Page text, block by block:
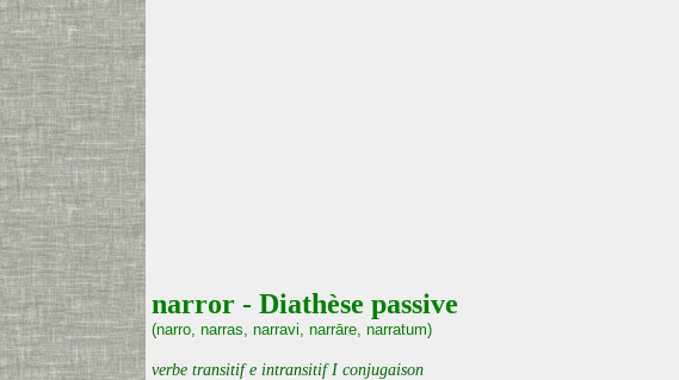
narror - Diathèse passive
(narro, narras, narravi, narrāre, narratum)
verbe transitif e intransitif I conjugaison